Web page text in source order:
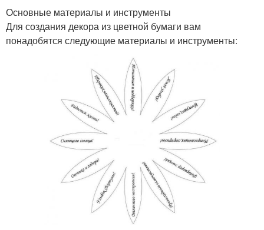
Основные материалы и инструменты
Для создания декора из цветной бумаги вам
понадобятся следующие материалы и инструменты: